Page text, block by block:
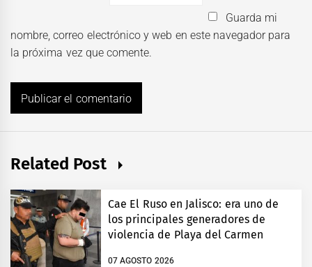
Guarda mi
nombre, correo electrónico y web en este navegador para
la próxima vez que comente.
Related Post
Cae El Ruso en Jalisco: era uno de
los principales generadores de
violencia de Playa del Carmen
07 AGOSTO 2026